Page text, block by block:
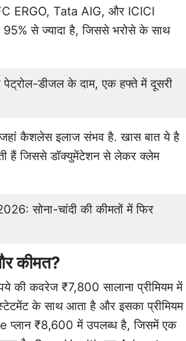
ERGO, Tata AIG, और ICICI
से ज्यादा है, जिससे भरोसे के साथ
डीजल के दाम, एक हफ्ते में दूसरी
जहां कैशलेस इलाज संभव है. खास बात ये है
हैं जिससे डॉक्युमेंटेशन से लेकर क्लेम
सोना-चांदी की कीमतों में फिर
कीमत?
कवरेज ₹7,800 सालाना प्रीमियम में
के साथ आता है और इसका प्रीमियम
प्लान ₹8,600 में उपलब्ध है, जिसमें एक